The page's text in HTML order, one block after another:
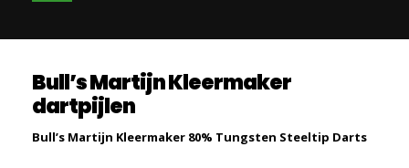
Bull’s Martijn Kleermaker
dartpijlen
Bull’s Martijn Kleermaker 80% Tungsten Steeltip Darts